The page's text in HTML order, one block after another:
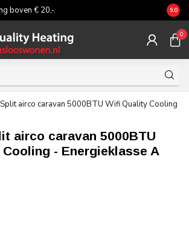
boven € 20,-. 9.0
0
airco caravan 5000BTU Wifi Quality Cooling
airco caravan 5000BTU
- Energieklasse A